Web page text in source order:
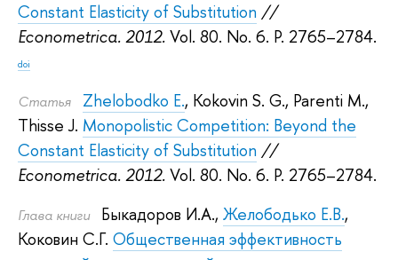
Constant Elasticity of Substitution //
Econometrica. 2012. Vol. 80. No. 6. P. 2765–2784.
doi
Статья Zhelobodko E., Kokovin S. G., Parenti M.,
Thisse J. Monopolistic Competition: Beyond the
Constant Elasticity of Substitution //
Econometrica. 2012. Vol. 80. No. 6. P. 2765–2784.
Глава книги Быкадоров И.А., Желободько Е.В.,
Коковин С.Г. Общественная эффективность